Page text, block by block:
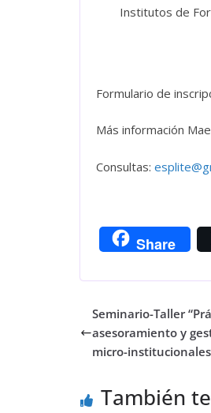
Institutos de
Formulario de
Más información
Consultas:
Share
Seminario-Taller
asesoramiento y
micro-
También